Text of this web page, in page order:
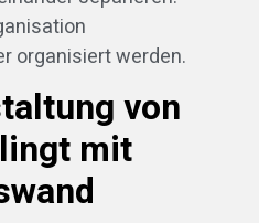
organisiert werden.
von
mit